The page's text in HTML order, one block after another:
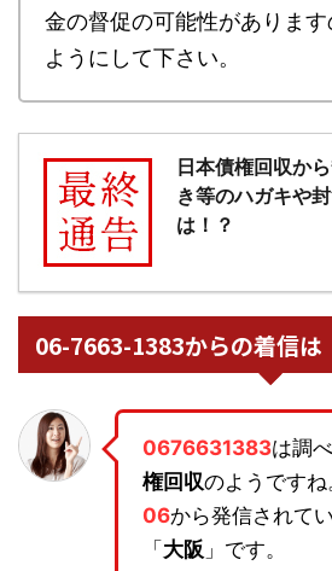
金の督促の可能性がありま
ようにして下さい。
日本債権回収か
き等のハガキや
は！？
06-7663-1383からの着信は
0676631383は調
権回収のようですね
06から発信されて
「 大阪 」です。